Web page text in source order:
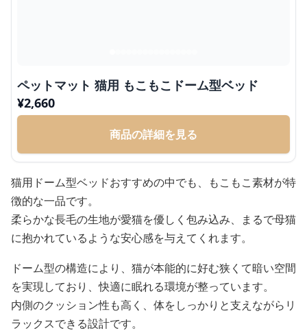
ペットマット 猫用 もこもこドーム型ベッド
¥2,660
商品の詳細を見る
猫用ドーム型ベッドおすすめの中でも、もこもこ素材が特
徴的な一品です。
柔らかな長毛の生地が愛猫を優しく包み込み、まるで母猫
に抱かれているような安心感を与えてくれます。
ドーム型の構造により、猫が本能的に好む狭くて暗い空間
を実現しており、快適に眠れる環境が整っています。
内側のクッション性も高く、体をしっかりと支えながらリ
ラックスできる設計です。